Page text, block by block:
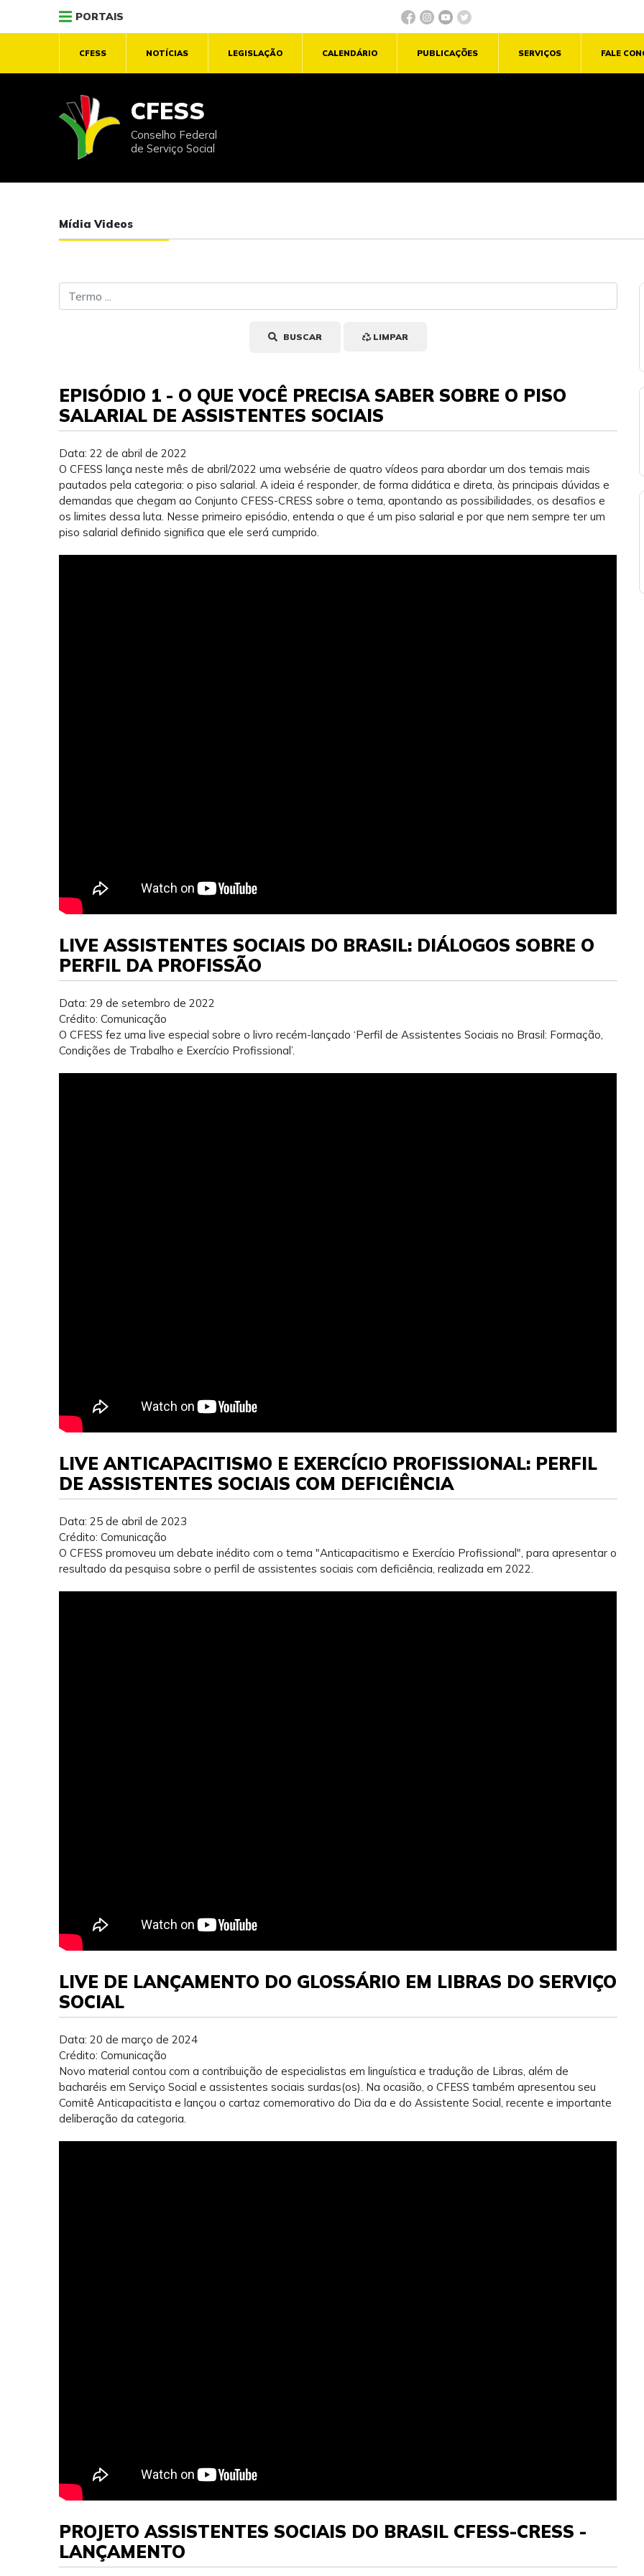
PORTAIS
CFESS NOTÍCIAS LEGISLAÇÃO CALENDÁRIO PUBLICAÇÕES SERVIÇOS FALE
CFESS
Conselho Federal
de Serviço Social
Mídia Videos
BUSCAR LIMPAR
EPISÓDIO 1 - O QUE VOCÊ PRECISA SABER SOBRE O PISO
SALARIAL DE ASSISTENTES SOCIAIS
Data: 22 de abril de 2022
O CFESS lança neste mês de abril/2022 uma websérie de quatro vídeos para abordar um dos temais mais
pautados pela categoria: o piso salarial. A ideia é responder, de forma didática e direta, às principais dúvidas e
demandas que chegam ao Conjunto CFESS-CRESS sobre o tema, apontando as possibilidades, os desafios e
os limites dessa luta. Nesse primeiro episódio, entenda o que é um piso salarial e por que nem sempre ter um
piso salarial definido significa que ele será cumprido.
LIVE ASSISTENTES SOCIAIS DO BRASIL: DIÁLOGOS SOBRE O
PERFIL DA PROFISSÃO
Data: 29 de setembro de 2022
Crédito: Comunicação
O CFESS fez uma live especial sobre o livro recém-lançado ‘Perfil de Assistentes Sociais no Brasil: Formação,
Condições de Trabalho e Exercício Profissional’.
LIVE ANTICAPACITISMO E EXERCÍCIO PROFISSIONAL: PERFIL
DE ASSISTENTES SOCIAIS COM DEFICIÊNCIA
Data: 25 de abril de 2023
Crédito: Comunicação
O CFESS promoveu um debate inédito com o tema "Anticapacitismo e Exercício Profissional", para apresentar o
resultado da pesquisa sobre o perfil de assistentes sociais com deficiência, realizada em 2022.
LIVE DE LANÇAMENTO DO GLOSSÁRIO EM LIBRAS DO SERVIÇO
SOCIAL
Data: 20 de março de 2024
Crédito: Comunicação
Novo material contou com a contribuição de especialistas em linguística e tradução de Libras, além de
bacharéis em Serviço Social e assistentes sociais surdas(os). Na ocasião, o CFESS também apresentou seu
Comitê Anticapacitista e lançou o cartaz comemorativo do Dia da e do Assistente Social, recente e importante
deliberação da categoria.
PROJETO ASSISTENTES SOCIAIS DO BRASIL CFESS-CRESS -
LANÇAMENTO